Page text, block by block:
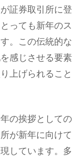
証券取引所に登
っても新年のス
。この伝統的な
感じさせる要素
上げられること
の挨拶としての
が新年に向けて
しています。多